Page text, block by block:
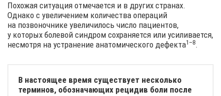
Похожая ситуация отмечается и в других странах.
Однако с увеличением количества операций
на позвоночнике увеличилось число пациентов,
у которых болевой синдром сохраняется или усиливается,
несмотря на устранение анатомического дефекта1–8.
В настоящее время существует несколько
терминов, обозначающих рецидив боли после